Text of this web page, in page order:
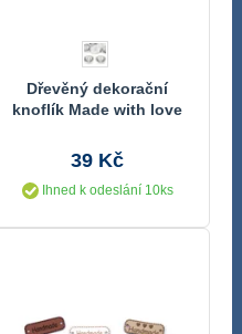
Dřevěný dekorační
knoflík Made with love
39 Kč
Ihned k odeslání 10ks